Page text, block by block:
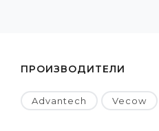
ПРОИЗВОДИТЕЛИ
Advantech Vecow